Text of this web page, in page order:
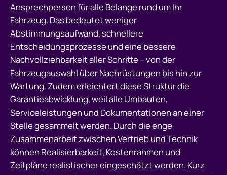
Ansprechperson für alle Belange rund um Ihr
Fahrzeug. Das bedeutet weniger
Abstimmungsaufwand, schnellere
Entscheidungsprozesse und eine bessere
Nachvollziehbarkeit aller Schritte – von der
Fahrzeugauswahl über Nachrüstungen bis hin zur
Wartung. Zudem erleichtert diese Struktur die
Garantieabwicklung, weil alle Umbauten,
Serviceleistungen und Dokumentationen an einer
Stelle gesammelt werden. Durch die enge
Zusammenarbeit zwischen Vertrieb und Technik
können Realisierbarkeit, Kostenrahmen und
Zeitpläne realistischer eingeschätzt werden. Kurz